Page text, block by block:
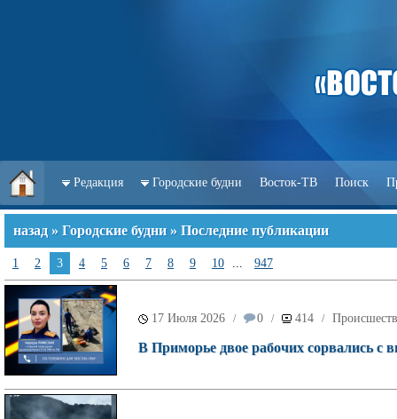
Редакция Городские будни Восток-ТВ Поиск
назад » Городские будни » Последние публикации
1 2 3 4 5 6 7 8 9 10 ... 947
17 Июля 2026 / 0 / 414 /
В Приморье двое рабочих сорвались с